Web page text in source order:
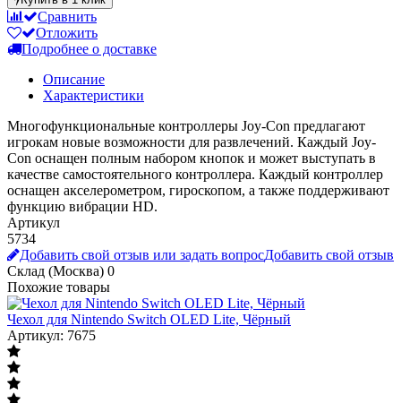
Сравнить
Отложить
Подробнее о доставке
Описание
Характеристики
Многофункциональные контроллеры Joy-Con предлагают
игрокам новые возможности для развлечений. Каждый Joy-
Con оснащен полным набором кнопок и может выступать в
качестве самостоятельного контроллера. Каждый контроллер
оснащен акселерометром, гироскопом, а также поддерживают
функцию вибрации HD.
Артикул
5734
Добавить свой отзыв или задать вопросДобавить свой отзыв
Склад (Москва) 0
Похожие товары
Чехол для Nintendo Switch OLED Lite, Чёрный
Артикул: 7675